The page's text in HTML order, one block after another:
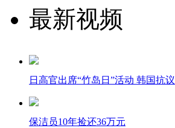
最新视频
日高官出席“竹岛日”活动 韩国抗议
保洁员10年捡还36万元